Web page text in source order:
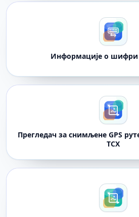
Информације о шифри
Прегледач за снимљене GPS
TCX